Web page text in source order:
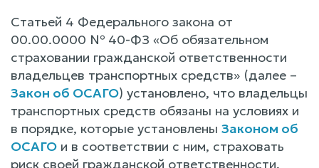
Статьей 4 Федерального закона от
00.00.0000 № 40-ФЗ «Об обязательном
страховании гражданской ответственности
владельцев транспортных средств» (далее –
Закон об ОСАГО) установлено, что владельцы
транспортных средств обязаны на условиях и
в порядке, которые установлены Законом об
ОСАГО и в соответствии с ним, страховать
риск своей гражданской ответственности,